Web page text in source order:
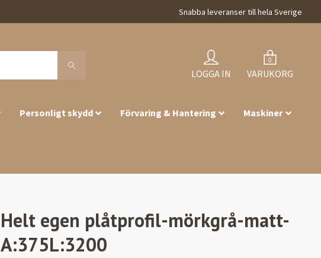
Snabba leveranser till hela Sverige
LOGGA IN
0
VARUKORG
Personligt skydd Förvaring & Hantering Maskiner
Helt egen plåtprofil-mörkgrå-matt-
A:375L:3200